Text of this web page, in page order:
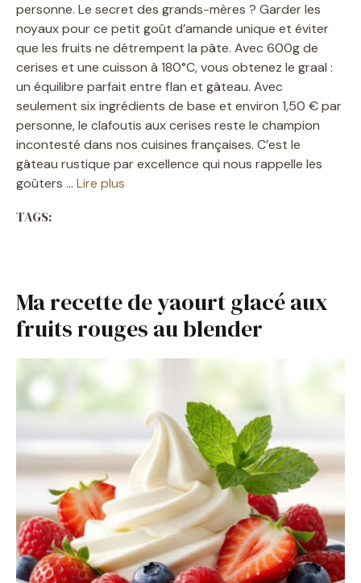
personne. Le secret des grands-mères ? Garder les
noyaux pour ce petit goût d’amande unique et éviter
que les fruits ne détrempent la pâte. Avec 600g de
cerises et une cuisson à 180°C, vous obtenez le graal :
un équilibre parfait entre flan et gâteau. Avec
seulement six ingrédients de base et environ 1,50 € par
personne, le clafoutis aux cerises reste le champion
incontesté dans nos cuisines françaises. C’est le
gâteau rustique par excellence qui nous rappelle les
goûters … Lire plus
TAGS:
Ma recette de yaourt glacé aux
fruits rouges au blender